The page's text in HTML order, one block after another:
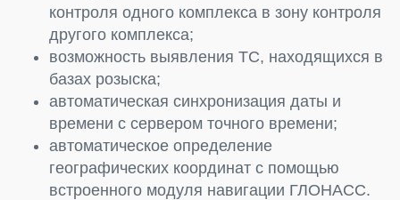
контроля одного комплекса в зону контроля
другого комплекса;
возможность выявления ТС, находящихся в
базах розыска;
автоматическая синхронизация даты и
времени с сервером точного времени;
автоматическое определение
географических координат с помощью
встроенного модуля навигации ГЛОНАСС.